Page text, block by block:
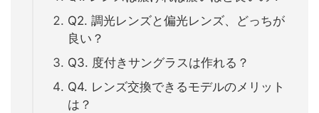
Q2. 調光レンズと偏光レンズ、どっちが
良い？
Q3. 度付きサングラスは作れる？
Q4. レンズ交換できるモデルのメリット
は？